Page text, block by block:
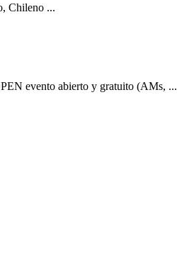
Chileno ...
evento abierto y gratuito (AMs, ...